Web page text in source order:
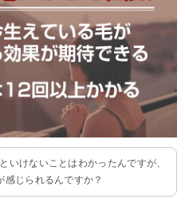
いけないことはわかったんですが、
感じられるんですか？